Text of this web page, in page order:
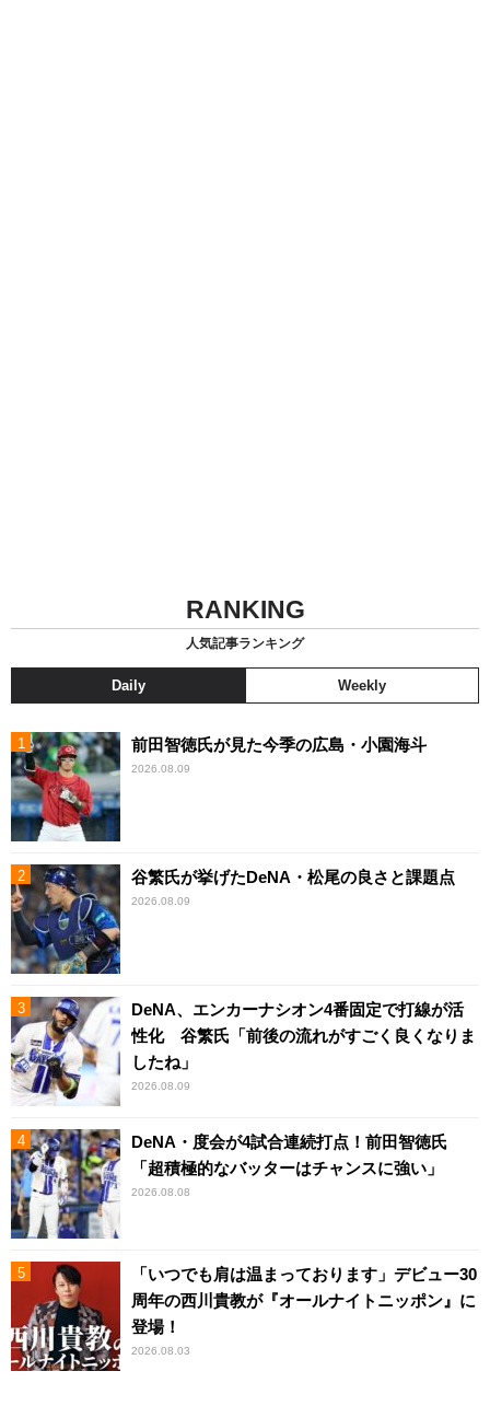
RANKING
人気記事ランキング
Daily Weekly
前田智徳氏が見た今季の広島・小園海斗
2026.08.09
谷繁氏が挙げたDeNA・松尾の良さと課題点
2026.08.09
DeNA、エンカーナシオン4番固定で打線が活
性化 谷繁氏「前後の流れがすごく良くなりま
したね」
2026.08.09
DeNA・度会が4試合連続打点！前田智徳氏
「超積極的なバッターはチャンスに強い」
2026.08.08
「いつでも肩は温まっております」デビュー30
周年の西川貴教が『オールナイトニッポン』に
登場！
2026.08.03